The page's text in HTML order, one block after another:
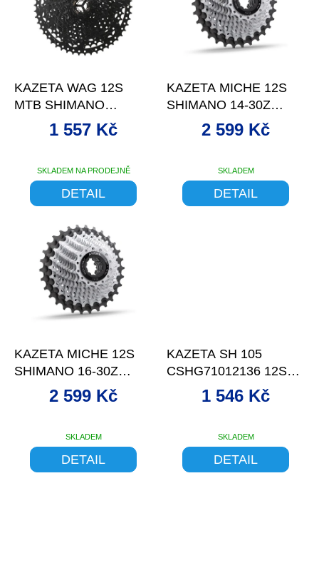
KAZETA WAG 12S
MTB SHIMANO
(SRAM) 11-50Z ČERNÁ
SKLADEM NA PRODEJNĚ
1 557 Kč
DETAIL
KAZETA MICHE 12S
SHIMANO 14-30Z
PRIMATO K12
SKLADEM
2 599 Kč
DETAIL
KAZETA MICHE 12S
SHIMANO 16-30Z
PRIMATO K12
SKLADEM
2 599 Kč
DETAIL
KAZETA SH 105
CSHG71012136 12S
11-36Z
SKLADEM
1 546 Kč
DETAIL